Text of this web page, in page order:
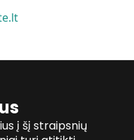
į šį straipsnių